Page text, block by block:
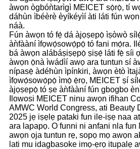
àwọn ògbóǹtarìgì MEICET sọ̀rọ̀, tí
dáhùn ìbéèrè èyíkéyìí àti láti fún
náà.
Fún àwọn tó fẹ́ dá àjọṣepọ̀ ìṣòwò
àǹfààní ìfọwọ́sowọ́pọ̀ tó fani mọ́ra.
bá àwọn alábáṣiṣẹpọ̀ ṣiṣẹ́ láti fẹ̀ síi
àwọn ọ̀nà ìwádìí awọ ara tuntun sí
nípasẹ̀ àdéhùn ìpínkiri, àwọn ètò
ìfọwọ́sowọ́pọ̀ ìmọ̀ ẹ̀rọ, MEICET ṣí
àjọṣepọ̀ tó ṣe àǹfààní fún gbogbo
Ilowosi MEICET ninu awọn ifihan
AMWC World Congress, ati Beauty
2025 jẹ iṣẹlẹ pataki fun ile-iṣẹ naa
ara lapapọ. O funni ni anfani nla fun
awọn ọja tuntun rẹ, sopọ mọ awọn
lati mu idagbasoke imọ-ẹrọ itupalẹ